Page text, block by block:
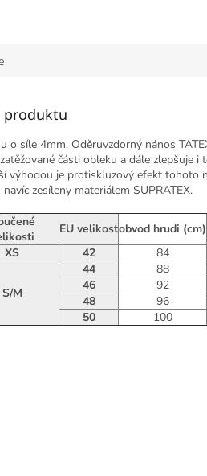
produktu
o síle 4mm. Oděruvzdorný nános
části obleku a dále zlepšuje
výhodou je protiskluzový efekt tohoto
zesíleny materiálem SUPRATEX.
EU velikostobvod hrudi (cm)
XS 42 84
S/M
44 88
46
92
48 96
50
100